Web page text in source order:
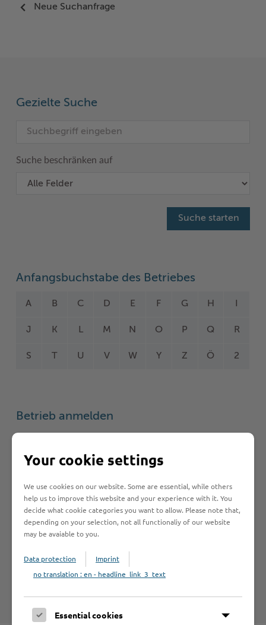
Karrieretag
Neue Suchanfrage
Gezielte Suche
Suche beschränken auf
Anfangsbuchstabe des Betriebes
A B C D E F G H I
J K L M N O P Q R
S U V W Y Z Ö 2
Betrieb anmelden
Haftungsauschluss
Hinweise zum Haftungsausschluß bei Links zu anderen
Internet-Seiten entnehmen Sie bitte den
Your cookie settings
We use cookies on our website. Some are essential, while others
help us to improve this website and your experience with it. You
decide what cookie categories you want to allow. Please note that,
depending on your selection, not all functionaliy of our website
may be avaiable to you.
Data protection
Imprint
no translation : en - headline_link_3_text
Essential cookies